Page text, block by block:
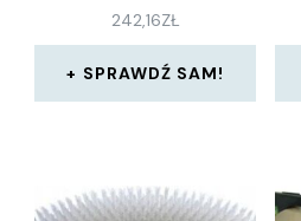
242,16ZŁ
SPRAWDŹ SAM!